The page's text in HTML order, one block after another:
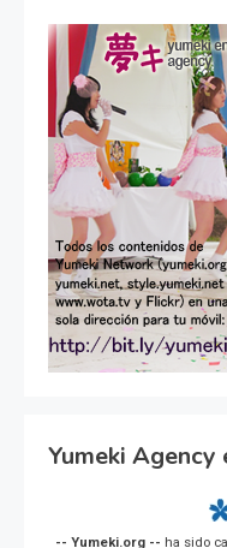
Yumeki Agency
-- Yumeki.org -- ha sido